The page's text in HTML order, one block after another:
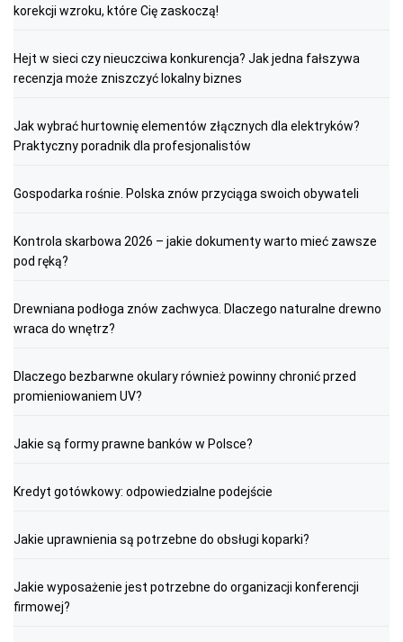
korekcji wzroku, które Cię zaskoczą!
Hejt w sieci czy nieuczciwa konkurencja? Jak jedna fałszywa
recenzja może zniszczyć lokalny biznes
Jak wybrać hurtownię elementów złącznych dla elektryków?
Praktyczny poradnik dla profesjonalistów
Gospodarka rośnie. Polska znów przyciąga swoich obywateli
Kontrola skarbowa 2026 – jakie dokumenty warto mieć zawsze
pod ręką?
Drewniana podłoga znów zachwyca. Dlaczego naturalne drewno
wraca do wnętrz?
Dlaczego bezbarwne okulary również powinny chronić przed
promieniowaniem UV?
Jakie są formy prawne banków w Polsce?
Kredyt gotówkowy: odpowiedzialne podejście
Jakie uprawnienia są potrzebne do obsługi koparki?
Jakie wyposażenie jest potrzebne do organizacji konferencji
firmowej?